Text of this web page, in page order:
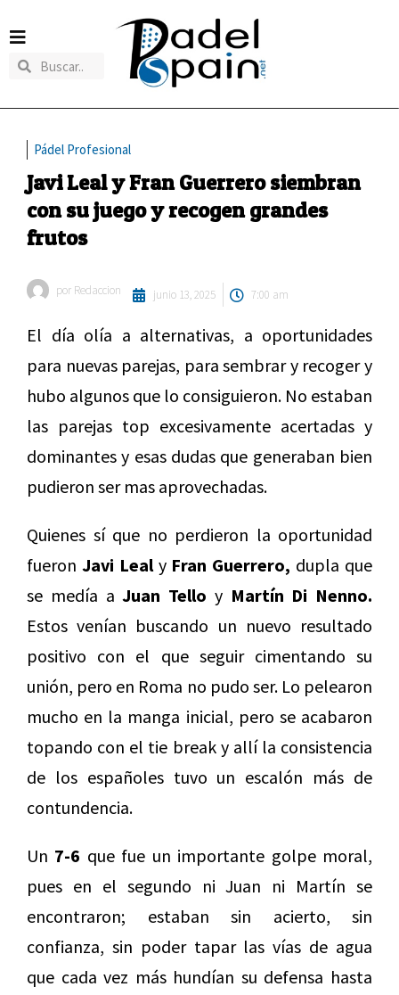
Pádel Profesional
Javi Leal y Fran Guerrero siembran
con su juego y recogen grandes
frutos
por Redaccion junio 13, 2025 7:00 am
El día olía a alternativas, a oportunidades
para nuevas parejas, para sembrar y recoger y
hubo algunos que lo consiguieron. No estaban
las parejas top excesivamente acertadas y
dominantes y esas dudas que generaban bien
pudieron ser mas aprovechadas.
Quienes sí que no perdieron la oportunidad
fueron Javi Lealy Fran Guerrero, dupla que
se medía aJuan Tello y Martín Di Nenno.
Estos venían buscando un nuevo resultado
positivo con el que seguir cimentando su
unión, pero en Roma no pudo ser. Lo pelearon
mucho en la manga inicial, pero se acabaron
topando con el tie break y allí la consistencia
de los españoles tuvo un escalón más de
contundencia.
Un 7-6 que fue un importante golpe moral,
pues en el segundo ni Juan ni Martín se
encontraron; estaban sin acierto, sin
confianza, sin poder tapar las vías de agua
que cada vez más hundían su defensa hasta